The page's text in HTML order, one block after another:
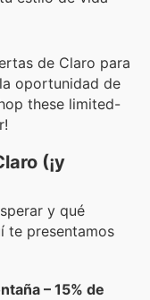
de Claro para
oportunidad de
these limited-
(¡y
y qué
te presentamos
– 15% de